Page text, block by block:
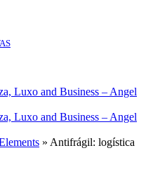
» Antifrágil: logística